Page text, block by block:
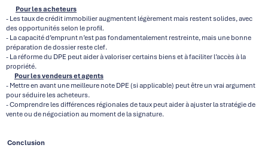
Pour les acheteurs
- Les taux de crédit immobilier augmentent légèrement mais restent solides, avec
des opportunités selon le profil.
- La capacité d’emprunt n’est pas fondamentalement restreinte, mais une bonne
préparation de dossier reste clef.
- La réforme du DPE peut aider à valoriser certains biens et à faciliter l’accès à la
propriété.
Pour les vendeurs et agents
- Mettre en avant une meilleure note DPE (si applicable) peut être un vrai argument
pour séduire les acheteurs.
- Comprendre les différences régionales de taux peut aider à ajuster la stratégie de
vente ou de négociation au moment de la signature.
Conclusion